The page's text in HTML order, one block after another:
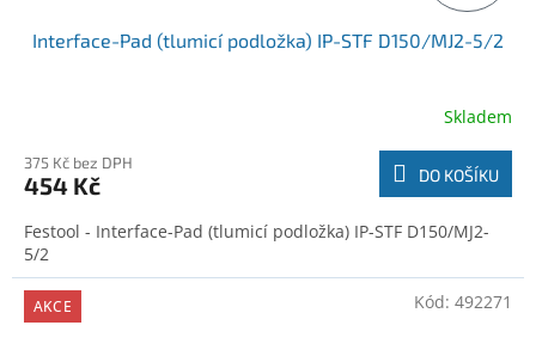
Interface-Pad (tlumicí podložka) IP-STF D150/MJ2-5/2
Skladem
375 Kč bez DPH
454 Kč DO KOŠÍKU
Festool - Interface-Pad (tlumicí podložka) IP-STF D150/MJ2-
5/2
AKCE Kód: 492271